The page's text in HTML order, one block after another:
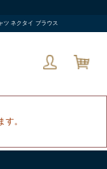
ツ ネクタイ ブラウス
。